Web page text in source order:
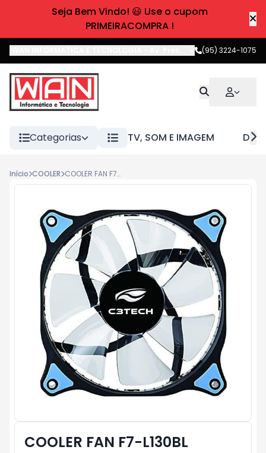
Seja Bem Vindo! 😃 Use o cupom
PRIMEIRACOMPRA !
Av. Pres. Castelo Branco,Boa
(95) 3224-1075
Categorias TV, SOM E IMAGEM
Início COOLER COOLER FAN F7-L130BL STORM 12CM 30LED AZUL C3TECH
COOLER FAN F7-L130BL